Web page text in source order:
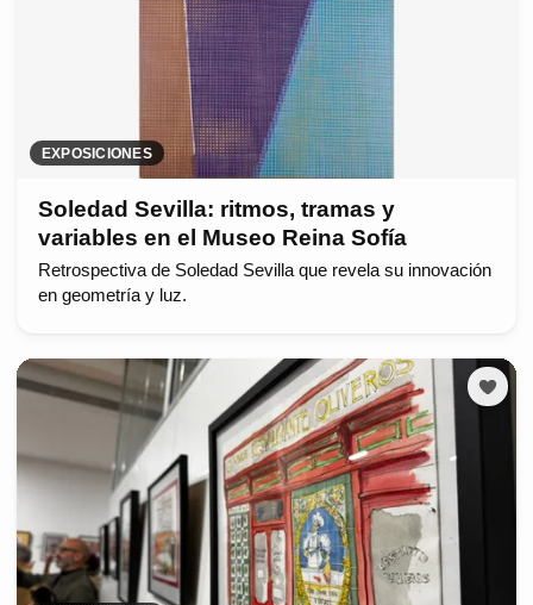
EXPOSICIONES
Soledad Sevilla: ritmos, tramas y
variables en el Museo Reina Sofía
Retrospectiva de Soledad Sevilla que revela su innovación
en geometría y luz.